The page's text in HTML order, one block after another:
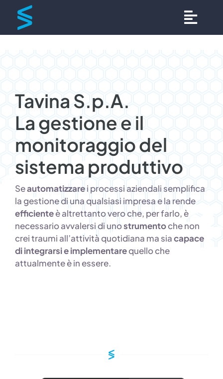
contenuto
Campi di applicazione
Case history
Clienti
Press
Campi di applicazione
Case history
Clienti
Press
Tavina S.p.A.
La gestione e il
monitoraggio del
sistema produttivo
Seautomatizzarei processi aziendali semplifica
la gestione di una qualsiasi impresa e la rende
efficienteè altrettanto vero che, per farlo, è
necessario avvalersi di unostrumentoche non
crei traumi all’attività quotidiana ma siacapace
di integrarsi e implementarequello che
attualmente è in essere.